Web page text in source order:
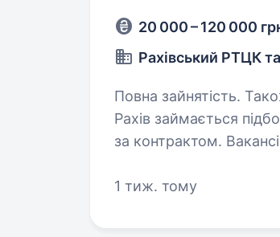
20 000 – 120 000
Рахівський РТЦК
Повна зайнятість. Також готові
Рахів займається
за контрактом. Вакансія: Водій Обов`язки: повне
1 тиж. тому